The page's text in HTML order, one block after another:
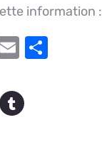
information :
Email